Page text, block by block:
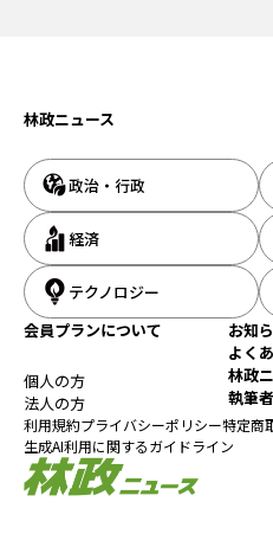
林政ニュース
政治・行政
経済
テクノロジー
会員プランについて
個人の方
法人の方
お知
よく
林政
執筆
利用規約プライバシーポリシー特定商
生成AI利用に関するガイドライン